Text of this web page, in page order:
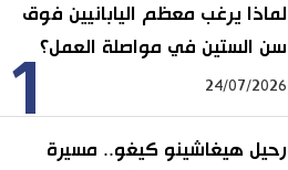
1
لماذا يرغب معظم اليابانيين فوق
سن الستين في مواصلة العمل؟
24/07/2026
رحيل هيغاشينو كيغو.. مسيرة